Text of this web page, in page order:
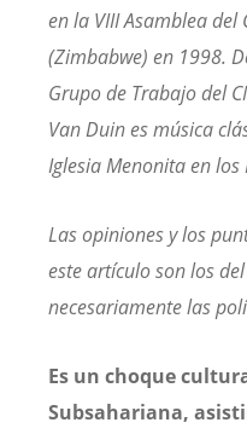
en la VIII Asamblea del
(Zimbabwe) en 1998.
Grupo de Trabajo del
Van Duin es música
Iglesia Menonita en los
Las opiniones y los
este artículo son los
necesariamente las
Es un choque
Subsahariana,